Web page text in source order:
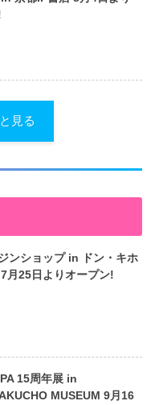
見る
ンショップ in ドン・キホ
月25日よりオープン!
15周年展 in
MUSEUM 9月16